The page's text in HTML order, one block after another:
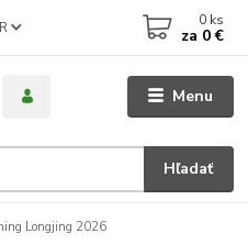
Menu
Hľadať
0 ks
za 0 €
Longjing 2026